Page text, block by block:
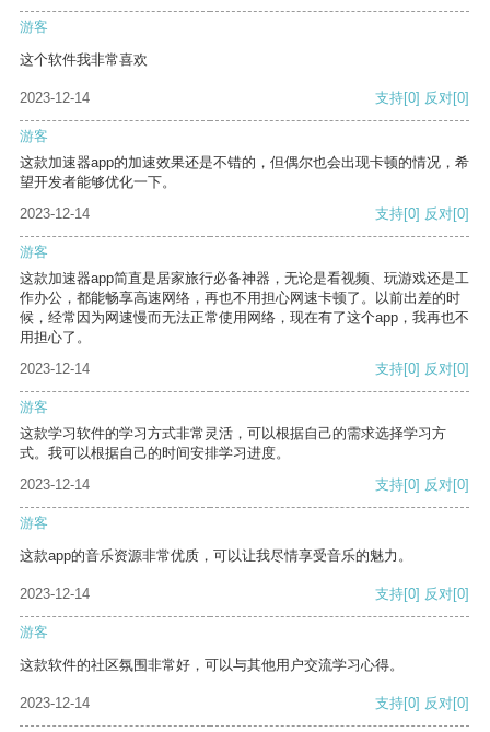
游客
这个软件我非常喜欢
2023-12-14 支持[0] 反对[0]
游客
这款加速器app的加速效果还是不错的，但偶尔也会出现卡顿的情况，希
望开发者能够优化一下。
2023-12-14
支持[0] 反对[0]
游客
这款加速器app简直是居家旅行必备神器，无论是看视频、玩游戏还是工
作办公，都能畅享高速网络，再也不用担心网速卡顿了。以前出差的时
候，经常因为网速慢而无法正常使用网络，现在有了这个app，我再也不
用担心了。
2023-12-14
支持[0] 反对[0]
游客
这款学习软件的学习方式非常灵活，可以根据自己的需求选择学习方
式。我可以根据自己的时间安排学习进度。
2023-12-14
支持[0] 反对[0]
游客
这款app的音乐资源非常优质，可以让我尽情享受音乐的魅力。
2023-12-14 支持[0] 反对[0]
游客
这款软件的社区氛围非常好，可以与其他用户交流学习心得。
2023-12-14 支持[0] 反对[0]